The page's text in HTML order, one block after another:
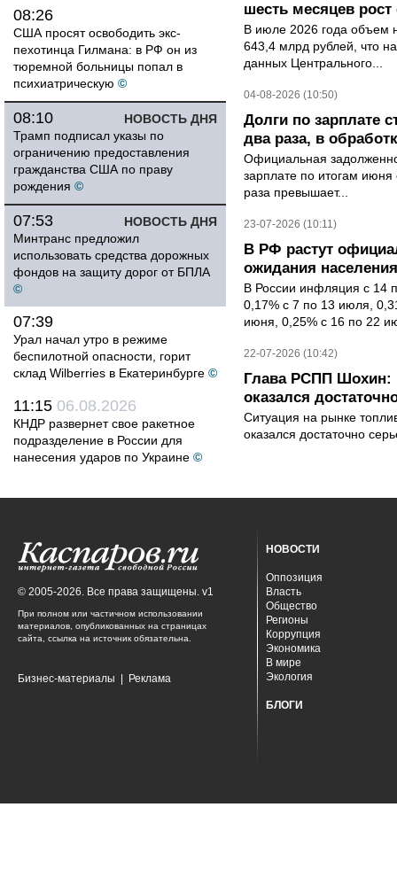
08:26
США просят освободить экс-
пехотинца Гилмана: в РФ он из
тюремной больницы попал в
психиатрическую ©
НОВОСТЬ ДНЯ
08:10
Трамп подписал указы по
ограничению предоставления
гражданства США по праву
рождения ©
НОВОСТЬ ДНЯ
07:53
Минтранс предложил
использовать средства дорожных
фондов на защиту дорог от БПЛА
©
07:39
Урал начал утро в режиме
беспилотной опасности, горит
склад Wilberries в Екатеринбурге ©
11:15 06.08.2026
КНДР развернет свое ракетное
подразделение в России для
нанесения ударов по Украине ©
шесть месяцев рост
В июле 2026 года объем
643,4 млрд рублей, что
данных Центрального...
04-08-2026 (10:50)
Долги по зарплате
два раза, в
Официальная
зарплате по итогам
раза превышает...
23-07-2026 (10:11)
В РФ растут
ожидания населения
В России инфляция с 14
0,17% с 7 по 13 июля,
июня, 0,25% с 16 по 22
22-07-2026 (10:42)
Глава РСПП Шохин:
оказался
Ситуация на рынке
оказался достаточно
© 2005-2026. Все права защищены. v1
При полном или частичном использовании
материалов, опубликованных на страницах
сайта, ссылка на источник обязательна.
Бизнес-материалы Реклама
НОВОСТИ
Оппозиция
Власть
Общество
Регионы
Коррупция
Экономика
В мире
Экология
БЛОГИ